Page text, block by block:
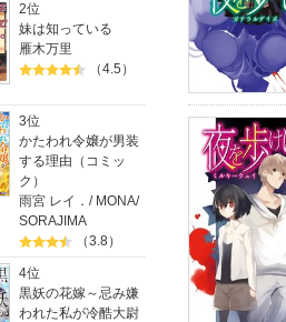
2位
妹は知っている
雁木万里
（4.5）
3位
かたわれ令嬢が男装
する理由（コミッ
ク）
雨宮 レイ． / MONA/
SORAJIMA
（3.8）
4位
黒妖の花嫁～忌み嫌
われた私が冷酷大尉